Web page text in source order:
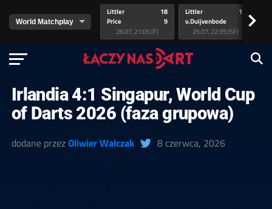
Littler
Price
18
9
26.07, 21:05 (F)
Littler
v.Duijvenbode
17
25.07, 22:35 (SF)
>
Irlandia 4:1 Singapur, World Cup
of Darts 2026 (faza grupowa)
dodane przezOliwier Walczak 8 czerwca, 2026